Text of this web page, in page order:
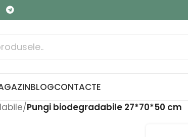
BLOGCONTACTE
/Pungi biodegradabile 27*70*50 cm